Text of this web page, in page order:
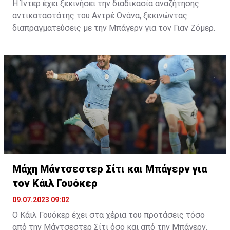
απαιτήσεις της. Οι Άγγλοι επιμένουν στα 100 εκατ.
ευρώ, αν και ο Κέιν μένει ελεύθερος το επόμενο
καλοκαίρι.
Η Ίντερ έχει ξεκινήσει την διαδικασία αναζήτησης
αντικαταστάτης του Αντρέ Ονάνα, ξεκινώντας
διαπραγματεύσεις με την Μπάγερν για τον Γιαν Ζόμερ.
αντικαταστάτη για τον Καμερουνέζο τερματοφύλακα.
Η Ίντερ, μάλιστα έκανε ήδη την κίνησή της αφού
κατέθεσε αρχική προσφορά 6 εκατ. στην Μπάγερν για
την απόκτηση του Ελβετού τερματοφύλα, με τους
Βαυαρούς να είναι θετική στο ενδεχόμενο πώλησης.
Οι διαπραγματεύσεις, ανάμεσα στις δύο ομάδες θα
συνεχιστούν, αφού η Μπάγερν ζητάει ένα ποσό κοντά
στα 10 εκατομμύρια, με τις επαφές, ωστόσο να
γίνονται σε καλό κλίμα.
Μάχη Μάντσεστερ Σίτι και Μπάγερν για
τον Κάιλ Γουόκερ
09.07.2023 09:02
Ο Κάιλ Γουόκερ έχει στα χέρια του προτάσεις τόσο
από την Μάντσεστερ Σίτι όσο και από την Μπάγερν.